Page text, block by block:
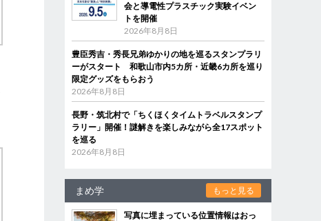
会と導電性プラスチック実験イベン
トを開催
2026年8月8日
豊臣秀吉・秀長兄弟ゆかりの地を巡るスタンプラリ
ーがスタート 和歌山市内5カ所・近畿6カ所を巡り
限定グッズをもらおう
2026年8月8日
長野・筑北村で「ちくほくタイムトラベルスタンプ
ラリー」開催！謎解きを楽しみながら全17スポット
を巡る
2026年8月8日
まめ学 もっと見る
写真に埋まっている位置情報はおっ